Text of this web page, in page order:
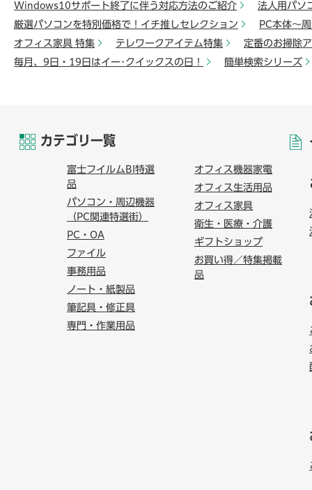
Windows10サポート終了に伴う対応方法のご紹介
法人用パソ
厳選パソコンを特別価格で！イチ推しセレクション
PC本体～
オフィス家具 特集
テレワークアイテム特集
定番のお掃除
毎月、9日・19日はイー･クイックスの日！
簡単検索シリーズ
カテゴリ一覧
富士フイルムBI特選
品
パソコン・周辺機器
（PC関連特選街）
PC・OA
ファイル
事務用品
ノート・紙製品
筆記具・修正具
専門・作業用品
オフィス機器家電
オフィス生活用品
オフィス家具
衛生・医療・介護
ギフトショップ
お買い得／特集掲載
品